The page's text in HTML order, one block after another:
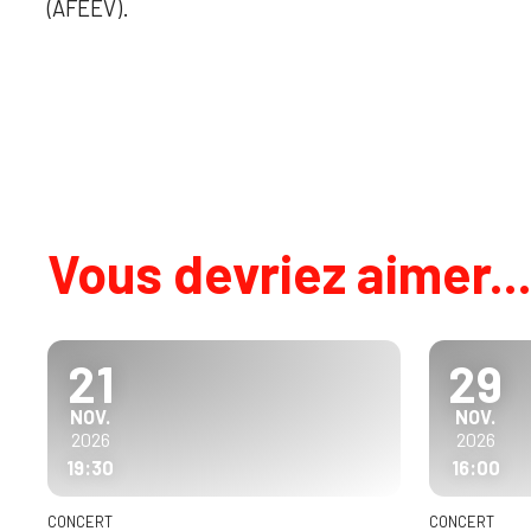
(AFEEV).
Vous devriez aimer...
21
NOVEMBRE
NOV.
2026
19:30
CONCERT
29
NOV.
2026
16:00
CONCERT